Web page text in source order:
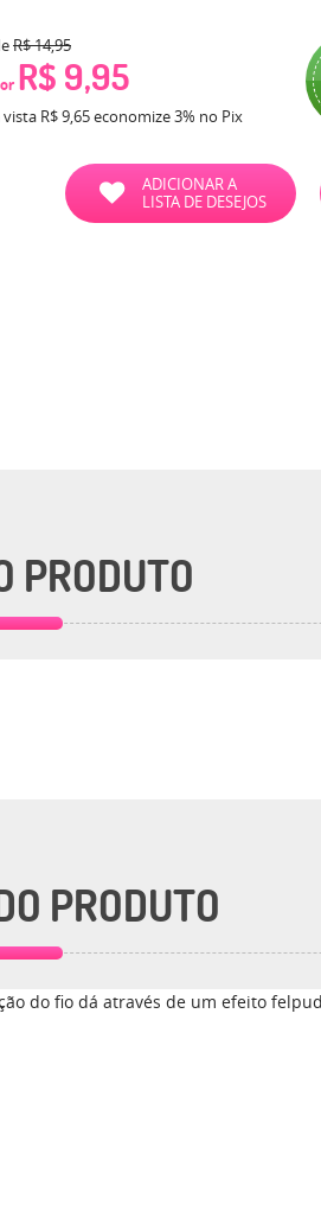
R$ 14,95
R$ 9,95
vista R$ 9,65economize3% no Pix
ADICIONAR A
LISTA DE DESEJOS
PRODUTO
PRODUTO
do fio dá através de um efeito